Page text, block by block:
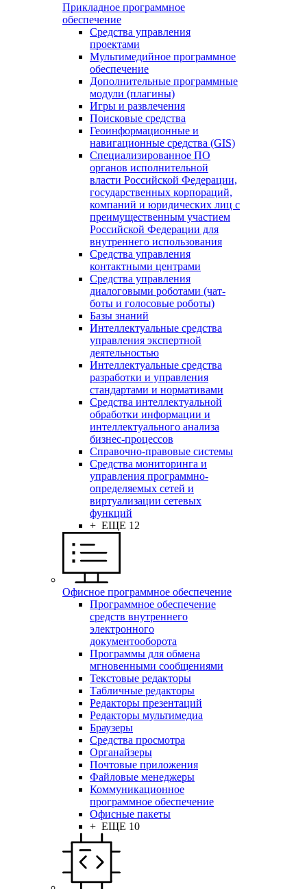
Прикладное программное
обеспечение
Средства управления
проектами
Мультимедийное программное
обеспечение
Дополнительные программные
модули (плагины)
Игры и развлечения
Поисковые средства
Геоинформационные и
навигационные средства (GIS)
Специализированное ПО
органов исполнительной
власти Российской Федерации,
государственных корпораций,
компаний и юридических лиц с
преимущественным участием
Российской Федерации для
внутреннего использования
Средства управления
контактными центрами
Средства управления
диалоговыми роботами (чат-
боты и голосовые роботы)
Базы знаний
Интеллектуальные средства
управления экспертной
деятельностью
Интеллектуальные средства
разработки и управления
стандартами и нормативами
Средства интеллектуальной
обработки информации и
интеллектуального анализа
бизнес-процессов
Справочно-правовые системы
Средства мониторинга и
управления программно-
определяемых сетей и
виртуализации сетевых
функций
+ ЕЩЕ 12
Офисное программное обеспечение
Программное обеспечение
средств внутреннего
электронного
документооборота
Программы для обмена
мгновенными сообщениями
Текстовые редакторы
Табличные редакторы
Редакторы презентаций
Редакторы мультимедиа
Браузеры
Средства просмотра
Органайзеры
Почтовые приложения
Файловые менеджеры
Коммуникационное
программное обеспечение
Офисные пакеты
+ ЕЩЕ 10